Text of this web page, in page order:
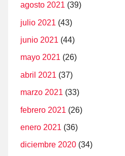
agosto 2021 (39)
julio 2021 (43)
junio 2021 (44)
mayo 2021 (26)
abril 2021 (37)
marzo 2021 (33)
febrero 2021 (26)
enero 2021 (36)
diciembre 2020 (34)